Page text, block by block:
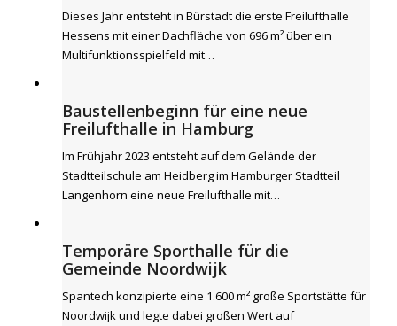
Dieses Jahr entsteht in Bürstadt die erste Freilufthalle
Hessens mit einer Dachfläche von 696 m² über ein
Multifunktionsspielfeld mit…
Baustellenbeginn für eine neue
Freilufthalle in Hamburg
Im Frühjahr 2023 entsteht auf dem Gelände der
Stadtteilschule am Heidberg im Hamburger Stadtteil
Langenhorn eine neue Freilufthalle mit…
Temporäre Sporthalle für die
Gemeinde Noordwijk
Spantech konzipierte eine 1.600 m² große Sportstätte für
Noordwijk und legte dabei großen Wert auf